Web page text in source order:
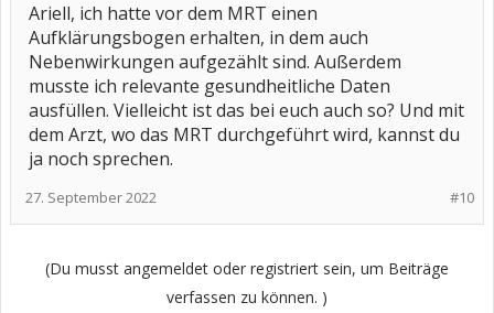
Ariell, ich hatte vor dem MRT einen
Aufklärungsbogen erhalten, in dem auch
Nebenwirkungen aufgezählt sind. Außerdem
musste ich relevante gesundheitliche Daten
ausfüllen. Vielleicht ist das bei euch auch so? Und mit
dem Arzt, wo das MRT durchgeführt wird, kannst du
ja noch sprechen.
#10
27. September 2022
(Du musst angemeldet oder registriert sein, um Beiträge
verfassen zu können. )